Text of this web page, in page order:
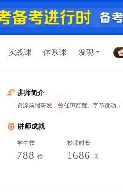
实战课 体系课 发现
讲师简介
资深前端研发，曾任职百度、字节跳动
讲师成就
学生数
788 位
授课时长
1686 天